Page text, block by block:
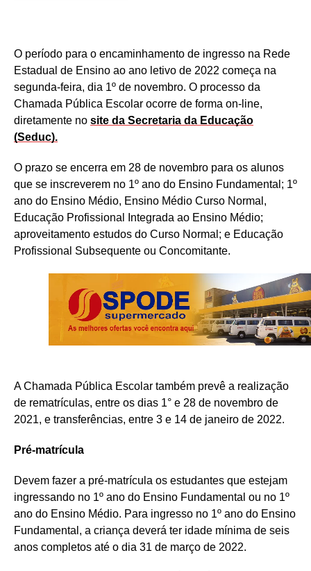
O período para o encaminhamento de ingresso na Rede
Estadual de Ensino ao ano letivo de 2022 começa na
segunda-feira, dia 1º de novembro. O processo da
Chamada Pública Escolar ocorre de forma on-line,
diretamente no site da Secretaria da Educação
(Seduc).
O prazo se encerra em 28 de novembro para os alunos
que se inscreverem no 1º ano do Ensino Fundamental; 1º
ano do Ensino Médio, Ensino Médio Curso Normal,
Educação Profissional Integrada ao Ensino Médio;
aproveitamento estudos do Curso Normal; e Educação
Profissional Subsequente ou Concomitante.
A Chamada Pública Escolar também prevê a realização
de rematrículas, entre os dias 1° e 28 de novembro de
2021, e transferências, entre 3 e 14 de janeiro de 2022.
Pré-matrícula
Devem fazer a pré-matrícula os estudantes que estejam
ingressando no 1º ano do Ensino Fundamental ou no 1º
ano do Ensino Médio. Para ingresso no 1º ano do Ensino
Fundamental, a criança deverá ter idade mínima de seis
anos completos até o dia 31 de março de 2022.